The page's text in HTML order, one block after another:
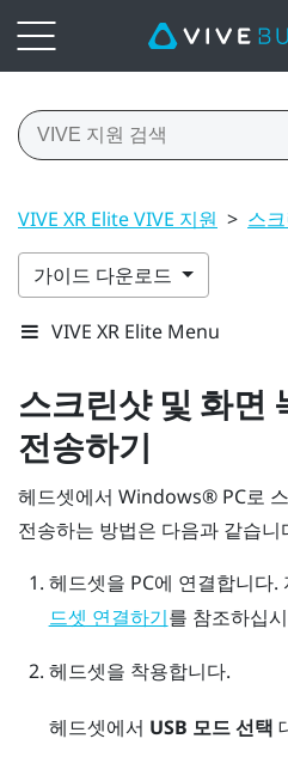
VIVE XR Elite VIVE 지원 > 스
가이드 다운로드
VIVE XR Elite Menu
스크린샷 및 화면
전송하기
헤드셋에서 Windows® PC로
전송하는 방법은 다음과 같습니
헤드셋을 PC에 연결합니다.
드셋 연결하기 를 참조하십
헤드셋을 착용합니다.
헤드셋에서 USB 모드 선택